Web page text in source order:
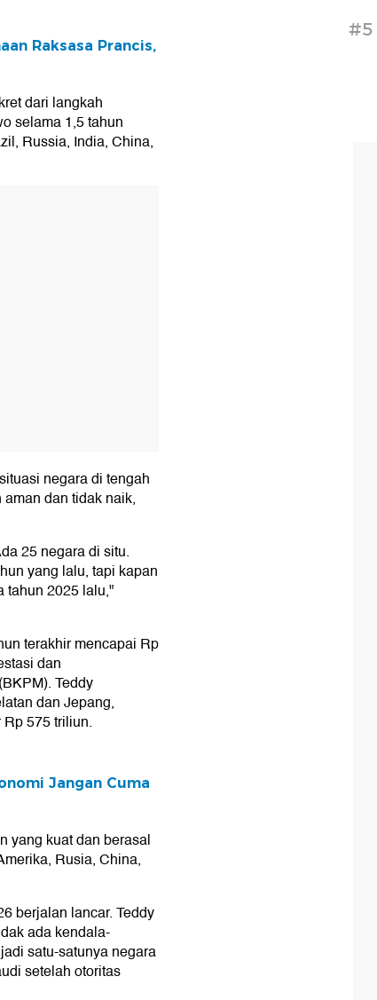
Raksasa Prancis,
dari langkah
selama 1,5 tahun
Russia, India, China,
negara di tengah
dan tidak naik,
25 negara di situ.
yang lalu, tapi kapan
tahun 2025 lalu,"
terakhir mencapai Rp
dan
Teddy
dan Jepang,
575 triliun.
Jangan Cuma
yang kuat dan berasal
Rusia, China,
berjalan lancar. Teddy
ada kendala-
satu-satunya negara
setelah otoritas
#5